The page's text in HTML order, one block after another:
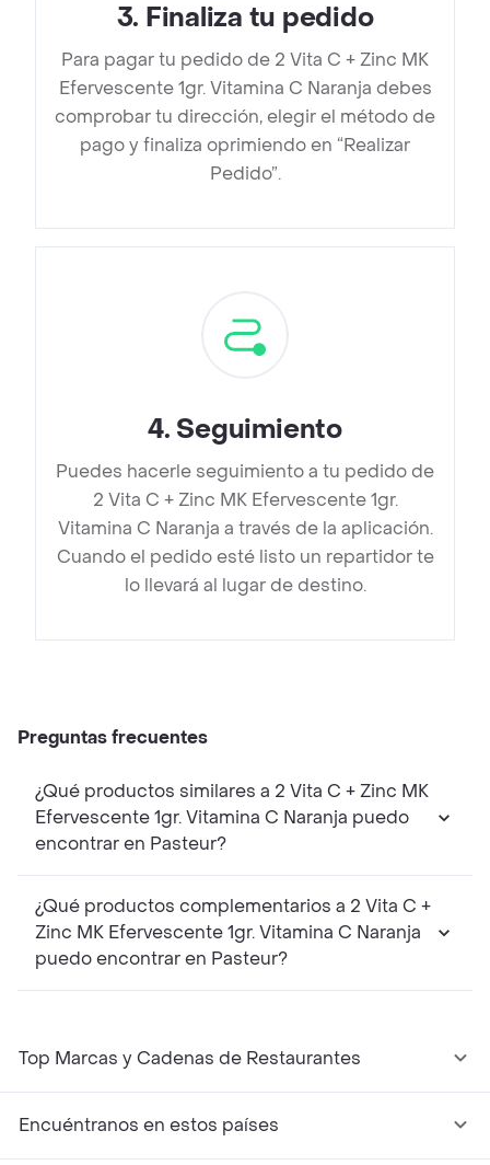
3. Finaliza tu pedido
Para pagar tu pedido de 2 Vita C + Zinc MK
Efervescente 1gr. Vitamina C Naranja debes
comprobar tu dirección, elegir el método de
pago y finaliza oprimiendo en “Realizar
Pedido”.
4. Seguimiento
Puedes hacerle seguimiento a tu pedido de
2 Vita C + Zinc MK Efervescente 1gr.
Vitamina C Naranja a través de la aplicación.
Cuando el pedido esté listo un repartidor te
lo llevará al lugar de destino.
Preguntas frecuentes
¿Qué productos similares a 2 Vita C + Zinc MK
Efervescente 1gr. Vitamina C Naranja puedo
encontrar en Pasteur?
¿Qué productos complementarios a 2 Vita C +
Zinc MK Efervescente 1gr. Vitamina C Naranja
puedo encontrar en Pasteur?
Top Marcas y Cadenas de Restaurantes
Encuéntranos en estos países